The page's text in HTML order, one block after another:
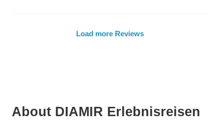
Load more Reviews
About DIAMIR Erlebnisreisen